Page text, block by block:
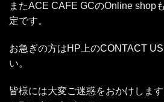
またACE CAFE GCのOnline shop
定です。
お急ぎの方はHP上のCONTACT US
い。
皆様には大変ご迷惑をおかけしま